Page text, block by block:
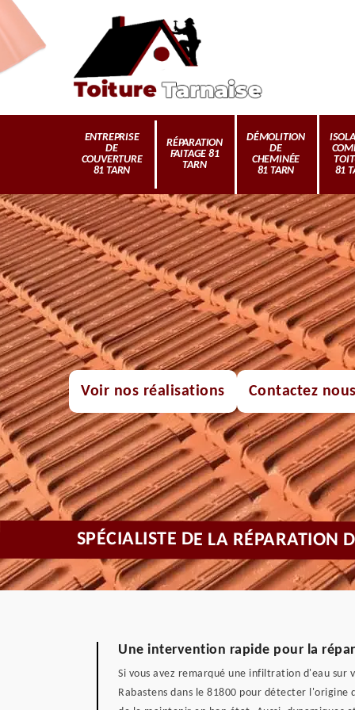
ENTREPRISE
DE
COUVERTURE
81 TARN
RÉPARATION
FAITAGE 81
TARN
DÉMOLITION
DE
CHEMINÉE
81 TARN
81
Voir nos réalisations Contactez nous
SPÉCIALISTE DE LA RÉPARATION
Une intervention rapide pour la
Si vous avez remarqué une infiltration d'eau
Rabastens dans le 81800 pour détecter